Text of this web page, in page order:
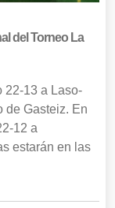
del Torneo La
22-13 a Laso-
de Gasteiz. En
12 a
estarán en las